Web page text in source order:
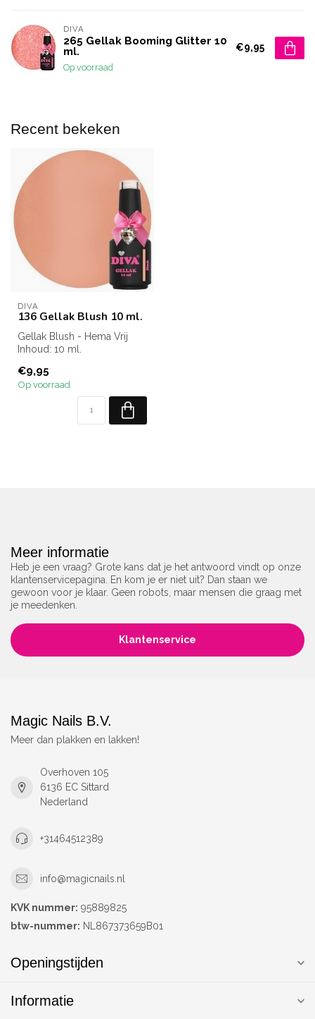
DIVA
265 Gellak Booming Glitter 10
ml.
Op voorraad
€9,95
Recent bekeken
DIVA
136 Gellak Blush 10 ml.
Gellak Blush - Hema Vrij
Inhoud: 10 ml.
€9,95
Op voorraad
Meer informatie
Heb je een vraag? Grote kans dat je het antwoord vindt op onze
klantenservicepagina. En kom je er niet uit? Dan staan we
gewoon voor je klaar. Geen robots, maar mensen die graag met
je meedenken.
Klantenservice
Magic Nails B.V.
Meer dan plakken en lakken!
Overhoven 105
6136 EC Sittard
Nederland
+31464512389
info@magicnails.nl
KVK nummer: 95889825
btw-nummer: NL867373659B01
Openingstijden
Informatie